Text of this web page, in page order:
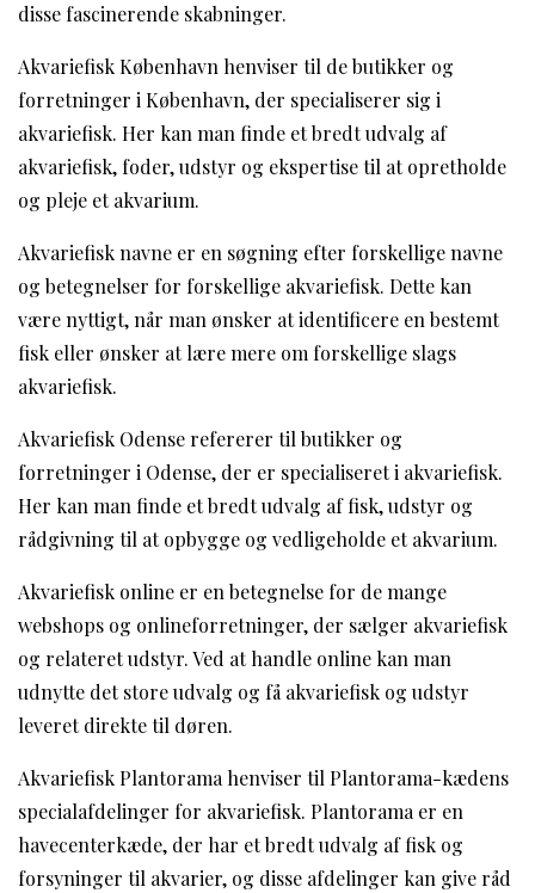
disse fascinerende skabninger.
Akvariefisk København henviser til de butikker og
forretninger i København, der specialiserer sig i
akvariefisk. Her kan man finde et bredt udvalg af
akvariefisk, foder, udstyr og ekspertise til at opretholde
og pleje et akvarium.
Akvariefisk navne er en søgning efter forskellige navne
og betegnelser for forskellige akvariefisk. Dette kan
være nyttigt, når man ønsker at identificere en bestemt
fisk eller ønsker at lære mere om forskellige slags
akvariefisk.
Akvariefisk Odense refererer til butikker og
forretninger i Odense, der er specialiseret i akvariefisk.
Her kan man finde et bredt udvalg af fisk, udstyr og
rådgivning til at opbygge og vedligeholde et akvarium.
Akvariefisk online er en betegnelse for de mange
webshops og onlineforretninger, der sælger akvariefisk
og relateret udstyr. Ved at handle online kan man
udnytte det store udvalg og få akvariefisk og udstyr
leveret direkte til døren.
Akvariefisk Plantorama henviser til Plantorama-kædens
specialafdelinger for akvariefisk. Plantorama er en
havecenterkæde, der har et bredt udvalg af fisk og
forsyninger til akvarier, og disse afdelinger kan give råd